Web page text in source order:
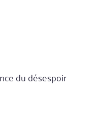
du désespoir